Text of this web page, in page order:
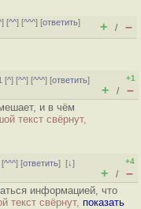
] [^^] [^^^] [ответить]
+ / –
[^] [^^] [^^^] [ответить]
+1
+ / –
и в чём
текст свёрнут,
[^^^] [ответить][↓]
+4
+ / –
информацией, что
текст свёрнут, показать